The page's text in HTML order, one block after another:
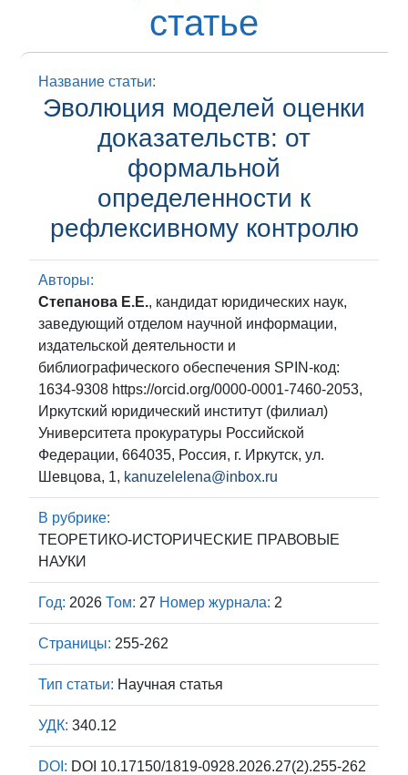
статье
Название статьи:
Эволюция моделей оценки
доказательств: от
формальной
определенности к
рефлексивному контролю
Авторы:
Степанова Е.Е., кандидат юридических наук,
заведующий отделом научной информации,
издательской деятельности и
библиографического обеспечения SPIN-код:
1634-9308 https://orcid.org/0000-0001-7460-2053,
Иркутский юридический институт (филиал)
Университета прокуратуры Российской
Федерации, 664035, Россия, г. Иркутск, ул.
Шевцова, 1, kanuzelelena@inbox.ru
В рубрике:
ТЕОРЕТИКО-ИСТОРИЧЕСКИЕ ПРАВОВЫЕ
НАУКИ
Год: 2026 Том: 27 Номер журнала: 2
Страницы: 255-262
Тип статьи: Научная статья
УДК: 340.12
DOI: DOI 10.17150/1819-0928.2026.27(2).255-262